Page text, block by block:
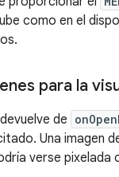
como en el
para la
de
Una imagen
verse